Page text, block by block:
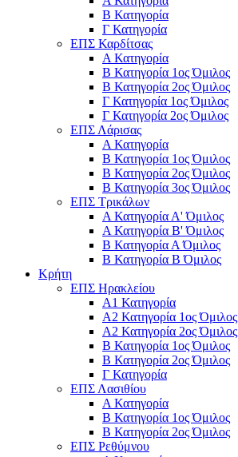
Β Κατηγορία
Γ Κατηγορία
ΕΠΣ Καρδίτσας
Α Κατηγορία
Β Κατηγορία 1ος Όμιλος
Β Κατηγορία 2ος Όμιλος
Γ Κατηγορία 1ος Όμιλος
Γ Κατηγορία 2ος Όμιλος
ΕΠΣ Λάρισας
Α Κατηγορία
Β Κατηγορία 1ος Όμιλος
Β Κατηγορία 2ος Όμιλος
Β Κατηγορία 3ος Όμιλος
ΕΠΣ Τρικάλων
Α Κατηγορία Α' Όμιλος
Α Κατηγορία Β' Όμιλος
Β Κατηγορία Α Όμιλος
Β Κατηγορία Β Όμιλος
Κρήτη
ΕΠΣ Ηρακλείου
Α1 Κατηγορία
Α2 Κατηγορία 1ος Όμιλος
Α2 Κατηγορία 2ος Όμιλος
Β Κατηγορία 1ος Όμιλος
Β Κατηγορία 2ος Όμιλος
Γ Κατηγορία
ΕΠΣ Λασιθίου
Α Κατηγορία
Β Κατηγορία 1ος Όμιλος
Β Κατηγορία 2ος Όμιλος
ΕΠΣ Ρεθύμνου